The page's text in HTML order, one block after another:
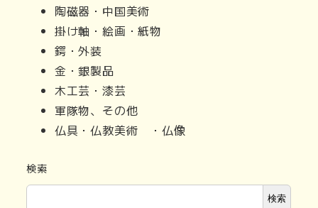
陶磁器・中国美術
掛け軸・絵画・紙物
鍔・外装
金・銀製品
木工芸・漆芸
軍隊物、その他
仏具・仏教美術 ・仏像
検索
検索